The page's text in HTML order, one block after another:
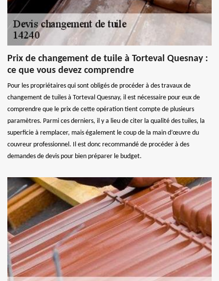
Prix de changement de tuile à Torteval Quesnay :
ce que vous devez comprendre
Pour les propriétaires qui sont obligés de procéder à des travaux de
changement de tuiles à Torteval Quesnay, il est nécessaire pour eux de
comprendre que le prix de cette opération tient compte de plusieurs
paramètres. Parmi ces derniers, il y a lieu de citer la qualité des tuiles, la
superficie à remplacer, mais également le coup de la main d’œuvre du
couvreur professionnel. Il est donc recommandé de procéder à des
demandes de devis pour bien préparer le budget.